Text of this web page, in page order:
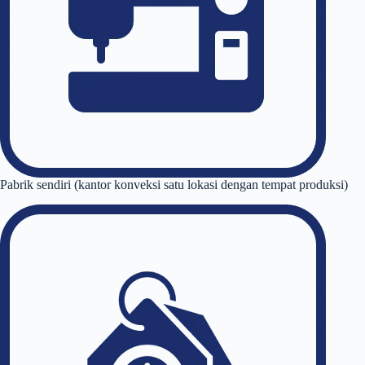
Pabrik sendiri (kantor konveksi satu lokasi dengan tempat produksi)